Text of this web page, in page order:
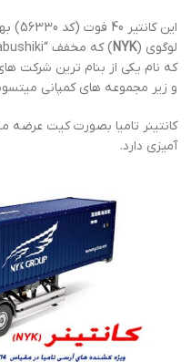
لوگوی (NYK
که نام یکی از بنام ترین شرکت
و زیر مجموعه های کمپانی
کانتینر تامیا بصورت کیت عرضه
آمیزی دارد.